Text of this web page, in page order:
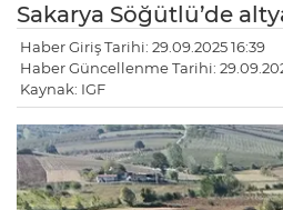
Sakarya Söğütlü’de
Haber Giriş Tarihi: 29.09.2025 16:39
Haber Güncellenme Tarihi:
Kaynak: IGF